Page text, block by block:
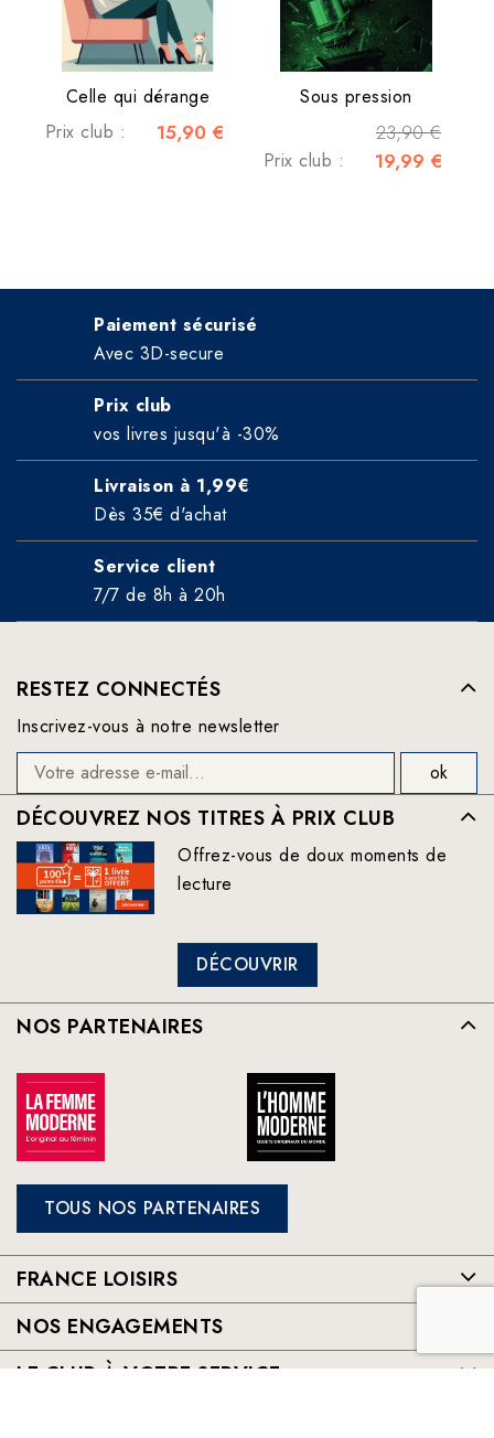
Celle qui dérange
Prix club :
15,90 €
Sous pression
23,90 €
Prix club : 19,99 €
Paiement sécurisé
Avec 3D-secure
Prix club
vos livres jusqu'à -30%
Livraison à 1,99€
Dès 35€ d'achat
Service client
7/7 de 8h à 20h
RESTEZ CONNECTÉS
Inscrivez-vous à notre newsletter
DÉCOUVREZ NOS TITRES À PRIX CLUB
Offrez-vous de doux moments de
lecture
DÉCOUVRIR
NOS PARTENAIRES
TOUS NOS PARTENAIRES
FRANCE LOISIRS
NOS ENGAGEMENTS
LE CLUB À VOTRE SERVICE